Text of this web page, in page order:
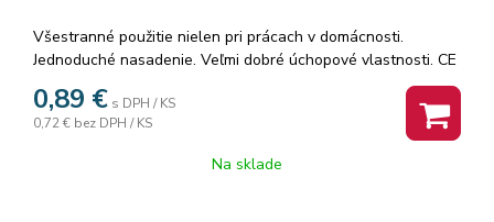
Všestranné použitie nielen pri prácach v domácnosti.
Jednoduché nasadenie. Veľmi dobré úchopové vlastnosti. CE
certifikované Zabraňuje prenikaniu maziva oleja a vody
Textúrovaný vzor Flokové lemovanie Oleju a vode odolné
0,89 € s DPH / KS
0,72 € bez DPH / KS
Na sklade